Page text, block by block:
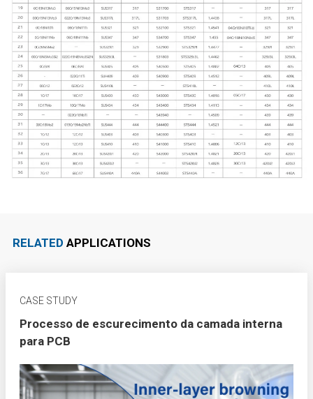
RELATED APPLICATIONS
CASE STUDY
Processo de escurecimento da camada interna
para PCB